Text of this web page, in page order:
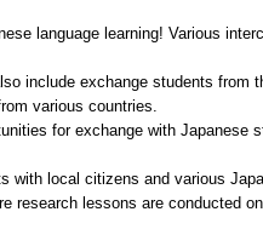
language learning! Various
include exchange students from
various countries.
for exchange with Japanese
with local citizens and various
research lessons are conducted